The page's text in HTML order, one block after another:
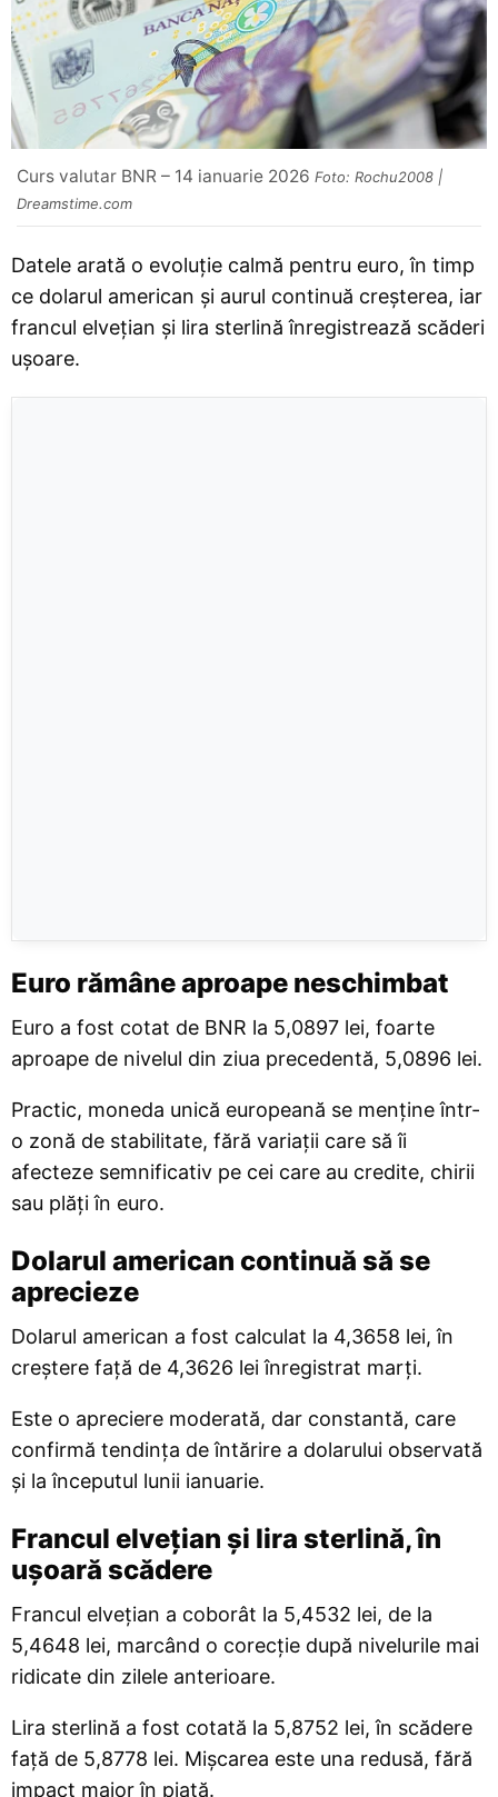
Curs valutar BNR – 14 ianuarie 2026 Foto: Rochu2008 |
Dreamstime.com
Datele arată o evoluție calmă pentru euro, în timp
ce dolarul american și aurul continuă creșterea, iar
francul elvețian și lira sterlină înregistrează scăderi
ușoare.
Euro rămâne aproape neschimbat
Euro a fost cotat de BNR la 5,0897 lei, foarte
aproape de nivelul din ziua precedentă, 5,0896 lei.
Practic, moneda unică europeană se menține într-
o zonă de stabilitate, fără variații care să îi
afecteze semnificativ pe cei care au credite, chirii
sau plăți în euro.
Dolarul american continuă să se
aprecieze
Dolarul american a fost calculat la 4,3658 lei, în
creștere față de 4,3626 lei înregistrat marți.
Este o apreciere moderată, dar constantă, care
confirmă tendința de întărire a dolarului observată
și la începutul lunii ianuarie.
Francul elvețian și lira sterlină, în
ușoară scădere
Francul elvețian a coborât la 5,4532 lei, de la
5,4648 lei, marcând o corecție după nivelurile mai
ridicate din zilele anterioare.
Lira sterlină a fost cotată la 5,8752 lei, în scădere
față de 5,8778 lei. Mișcarea este una redusă, fără
impact major în piață.